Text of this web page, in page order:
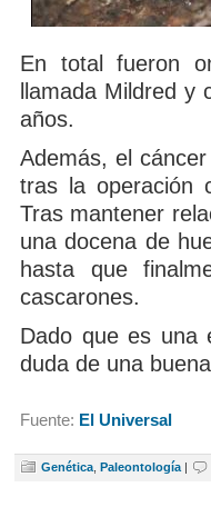
En total fueron
llamada Mildred y
años.
Además, el
tras la operación
Tras mantener
una docena de
hasta que
cascarones.
Dado que es una
duda de una
Fuente: El Universal
Genética Paleontología |